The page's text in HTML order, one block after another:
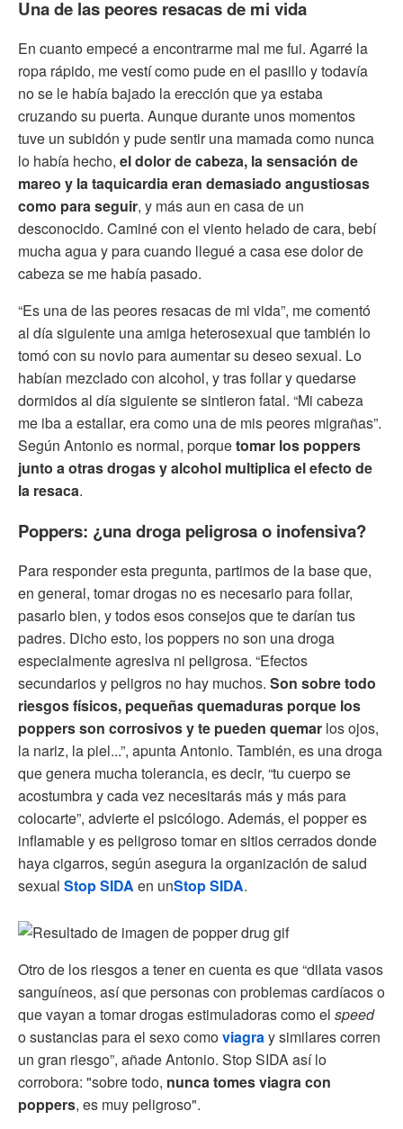
Una de las peores resacas de mi vida
En cuanto empecé a encontrarme mal me fui. Agarré la
ropa rápido, me vestí como pude en el pasillo y todavía
no se le había bajado la erección que ya estaba
cruzando su puerta. Aunque durante unos momentos
tuve un subidón y pude sentir una mamada como nunca
lo había hecho, el dolor de cabeza, la sensación de
mareo y la taquicardia eran demasiado angustiosas
como para seguir, y más aun en casa de un
desconocido. Caminé con el viento helado de cara, bebí
mucha agua y para cuando llegué a casa ese dolor de
cabeza se me había pasado.
“Es una de las peores resacas de mi vida”, me comentó
al día siguiente una amiga heterosexual que también lo
tomó con su novio para aumentar su deseo sexual. Lo
habían mezclado con alcohol, y tras follar y quedarse
dormidos al día siguiente se sintieron fatal. “Mi cabeza
me iba a estallar, era como una de mis peores migrañas”.
Según Antonio es normal, porquetomar los poppers
junto a otras drogas y alcohol multiplica el efecto de
la resaca.
Poppers: ¿una droga peligrosa o inofensiva?
Para responder esta pregunta, partimos de la base que,
en general, tomar drogas no es necesario para follar,
pasarlo bien, y todos esos consejos que te darían tus
padres. Dicho esto, los poppers no son una droga
especialmente agresiva ni peligrosa. “Efectos
secundarios y peligros no hay muchos. Son sobre todo
riesgos físicos, pequeñas quemaduras porque los
poppers son corrosivos y te pueden quemar los ojos,
la nariz, la piel...”, apunta Antonio. También, es una droga
que genera mucha tolerancia, es decir, “tu cuerpo se
acostumbra y cada vez necesitarás más y más para
colocarte”, advierte el psicólogo. Además, el popper es
inflamable y es peligroso tomar en sitios cerrados donde
haya cigarros, según asegura la organización de salud
sexual Stop SIDA en unStop SIDA.
Otro de los riesgos a tener en cuenta es que “dilata vasos
sanguíneos, así que personas con problemas cardíacos o
que vayan a tomar drogas estimuladoras como el speed
o sustancias para el sexo comoviagray similares corren
un gran riesgo”, añade Antonio. Stop SIDA así lo
corrobora: "sobre todo, nunca tomes viagra con
poppers, es muy peligroso".